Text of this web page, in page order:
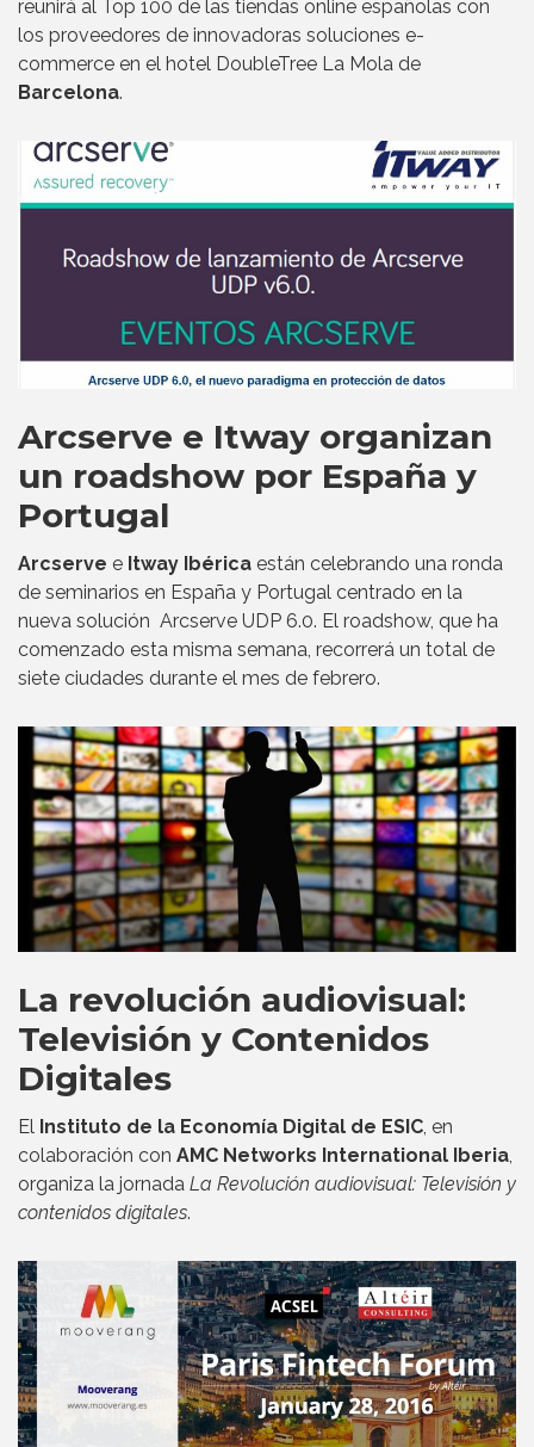
reunirá al Top 100 de las tiendas online españolas con
los proveedores de innovadoras soluciones e-
commerce en el hotel DoubleTree La Mola de
Barcelona.
Arcserve e Itway organizan
un roadshow por España y
Portugal
Arcserve e Itway Ibérica están celebrando una ronda
de seminarios en España y Portugal centrado en la
nueva solución Arcserve UDP 6.0. El roadshow, que ha
comenzado esta misma semana, recorrerá un total de
siete ciudades durante el mes de febrero.
La revolución audiovisual:
Televisión y Contenidos
Digitales
El Instituto de la Economía Digital de ESIC , en
colaboración con AMC Networks International Iberia
organiza la jornada La Revolución audiovisual: Televisión y
contenidos digitales.